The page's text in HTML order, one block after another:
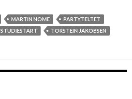
MARTIN NOME
PARTYTELTET
STUDIESTART TORSTEIN JAKOBSEN